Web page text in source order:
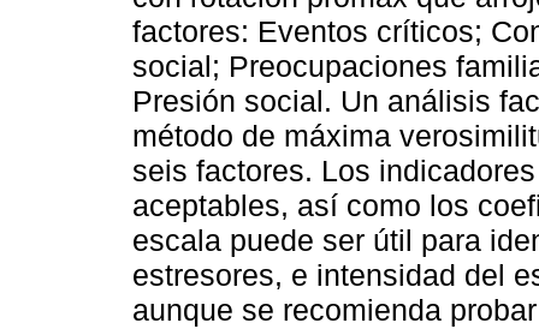
factores: Eventos críticos;
social; Preocupaciones
Presión social. Un análisis
método de máxima
seis factores. Los
aceptables, así como los
escala puede ser útil para
estresores, e intensidad del
aunque se recomienda